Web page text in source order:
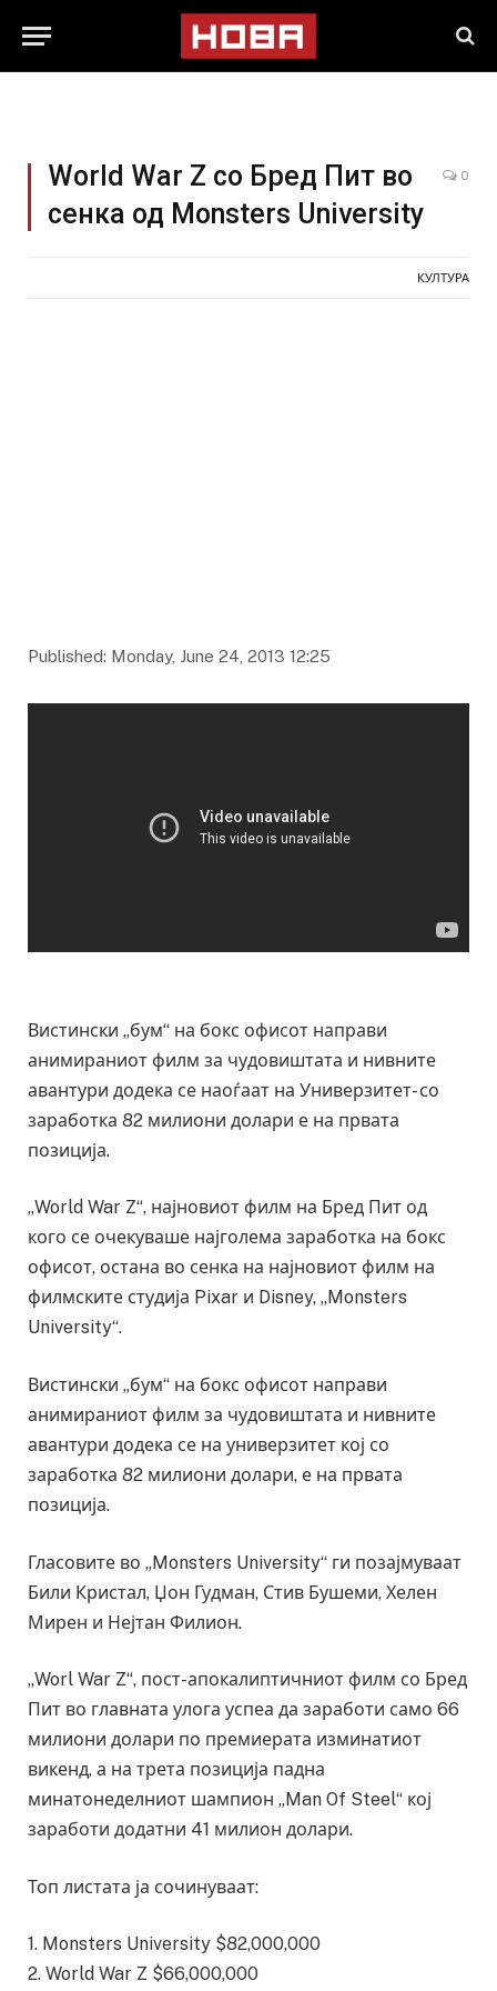
World War Z со Бред Пит во
сенка од Monsters University
0
КУЛТУРА
Published: Monday, June 24, 2013 12:25
Вистински „бум“ на бокс офисот направи
анимираниот филм за чудовиштата и нивните
авантури додека се наоѓаат на Универзитет- со
заработка 82 милиони долари е на првата
позиција.
„World War Z“, најновиот филм на Бред Пит од
кого се очекуваше најголема заработка на бокс
офисот, остана во сенка на најновиот филм на
филмските студија Pixar и Disney, „Monsters
University“.
Вистински „бум“ на бокс офисот направи
анимираниот филм за чудовиштата и нивните
авантури додека се на универзитет кој со
заработка 82 милиони долари, е на првата
позиција.
Гласовите во „Monsters University“ ги позајмуваат
Били Кристал, Џон Гудман, Стив Бушеми, Хелен
Мирен и Нејтан Филион.
„Worl War Z“, пост-апокалиптичниот филм со Бред
Пит во главната улога успеа да заработи само 66
милиони долари по премиерата изминатиот
викенд, а на трета позиција падна
минатонеделниот шампион „Man Of Steel“ кој
заработи додатни 41 милион долари.
Топ листата ја сочинуваат:
1. Monsters University $82,000,000
2. World War Z $66,000,000